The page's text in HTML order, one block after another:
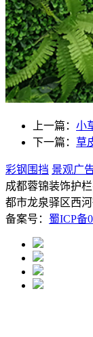
上一篇： 小
下一篇： 草
彩钢围挡 景观广
成都蓉锦装饰护
都市龙泉驿区西
备案号： 蜀ICP备